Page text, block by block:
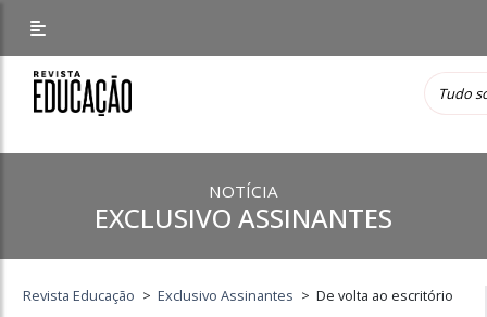
NOTÍCIA
EXCLUSIVO ASSINANTES
Revista Educação > Exclusivo Assinantes > De volta ao escritório